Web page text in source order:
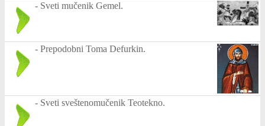
- Sveti mučenik Gemel.
- Prepodobni Toma Defurkin.
- Sveti sveštenomučenik Teotekno.